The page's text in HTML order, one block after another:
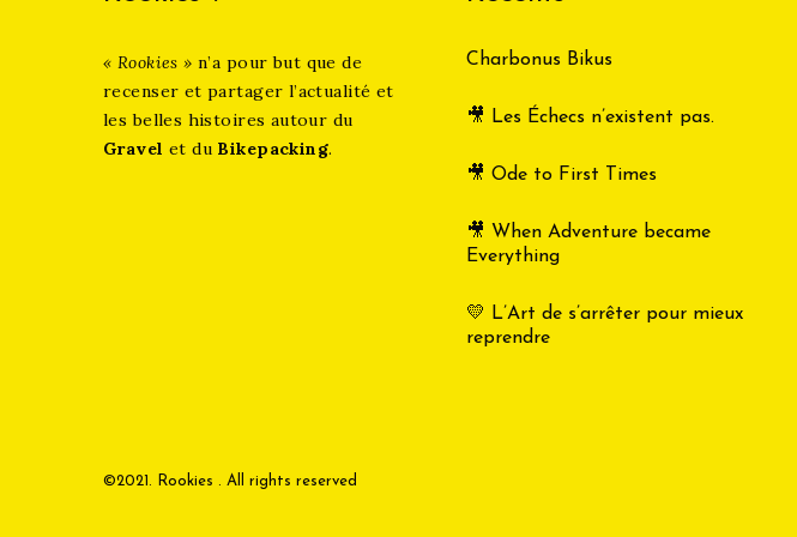
« Rookies »n’a pour but que de
recenser et partager l’actualité et
les belles histoires autour du
Gravel et du Bikepacking.
Charbonus Bikus
🎥 Les Échecs n’existent pas.
🎥 Ode to First Times
🎥 When Adventure became
Everything
💛 L’Art de s’arrêter pour mieux
reprendre
©2021. Rookies . All rights reserved